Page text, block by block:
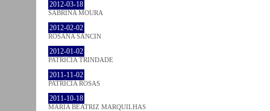
2012-03-18
SABRINA MOURA
2012-02-02
ROSANA SANCIN
2012-01-02
PATRÍCIA TRINDADE
2011-11-02
PATRÍCIA ROSAS
2011-10-18
MARIA BEATRIZ MARQUILHAS